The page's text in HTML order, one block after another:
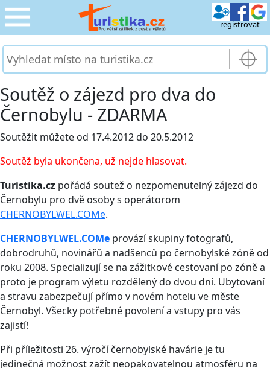
registrovat
CESTOVÁNÍ
SLUŽBY & DOPRAVA
PRO TURISTY ›
Soutěž o zájezd pro dva do
Černobylu - ZDARMA
Soutěžit můžete od 17.4.2012 do 20.5.2012
Soutěž byla ukončena, už nejde hlasovat.
Turistika.cz pořádá soutež o nezpomenutelný zájezd do
Černobylu pro dvě osoby s operátorom
CHERNOBYLWEL.COMe.
CHERNOBYLWEL.COMe provází skupiny fotografů,
dobrodruhů, novinářů a nadšenců po černobylské zóně od
roku 2008. Specializují se na zážitkové cestovaní po zóně a
proto je program výletu rozdělený do dvou dní. Ubytovaní
a stravu zabezpečují přímo v novém hotelu ve měste
Černobyl. Všecky potřebné povolení a vstupy pro vás
zajistí!
Při příležitosti 26. výročí černobylské havárie je tu
jedinečná možnost zažít neopakovatelnou atmosféru na